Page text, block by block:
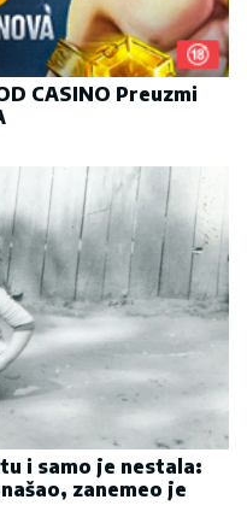
CASINO Preuzmi
i samo je nestala:
zanemeo je